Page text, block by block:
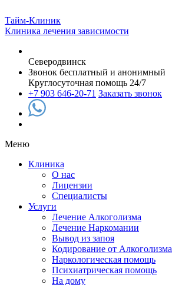
Тайм-Клиник
Клиника лечения зависимости
Северодвинск
Звонок бесплатный и анонимный
Круглосуточная помощь 24/7
+7 903 646-20-71 Заказать звонок
Меню
Клиника
О нас
Лицензии
Специалисты
Услуги
Лечение Алкоголизма
Лечение Наркомании
Вывод из запоя
Кодирование от Алкоголизма
Наркологическая помощь
Психиатрическая помощь
На дому